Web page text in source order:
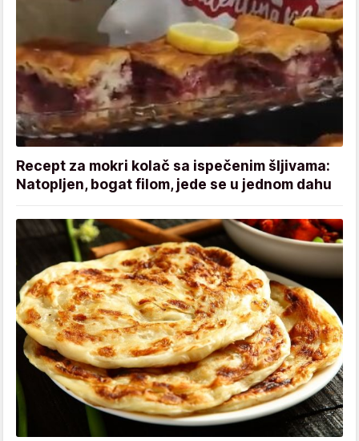
Recept za mokri kolač sa ispečenim šljivama:
Natopljen, bogat filom, jede se u jednom dahu